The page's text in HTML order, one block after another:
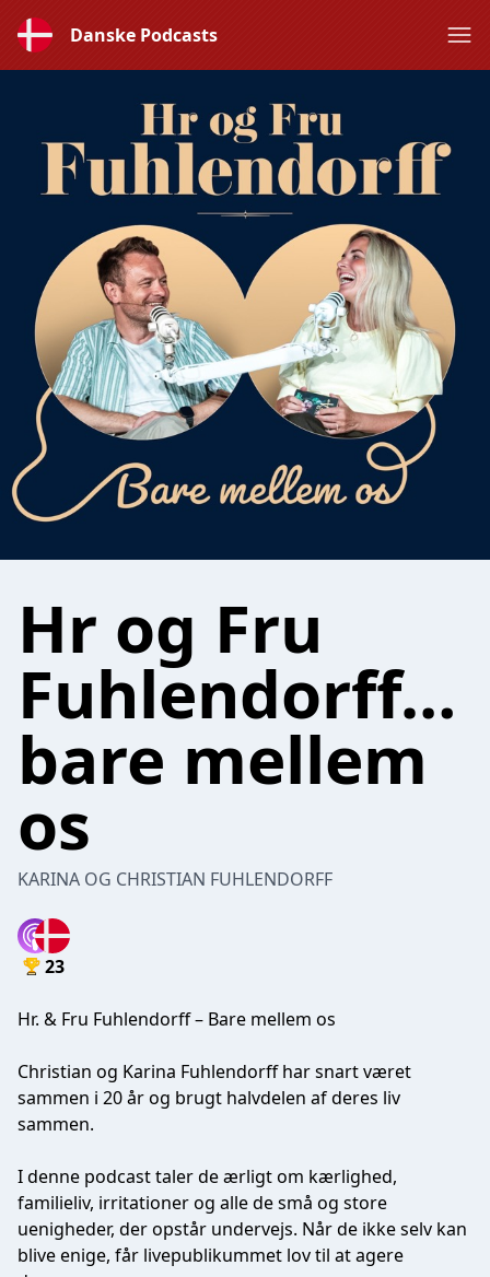
Danske Podcasts
Hr og Fru
Fuhlendorff…
bare mellem
os
KARINA OG CHRISTIAN FUHLENDORFF
23
Hr. & Fru Fuhlendorff – Bare mellem os
Christian og Karina Fuhlendorff har snart været
sammen i 20 år og brugt halvdelen af deres liv
sammen.
I denne podcast taler de ærligt om kærlighed,
familieliv, irritationer og alle de små og store
uenigheder, der opstår undervejs. Når de ikke selv kan
blive enige, får livepublikummet lov til at agere